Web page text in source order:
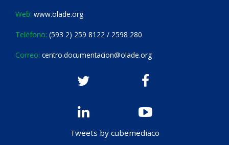
Web: www.olade.org
Teléfono: (593 2) 259 8122 / 2598 280
Correo: centro.documentacion@olade.org
Tweets by cubemediaco